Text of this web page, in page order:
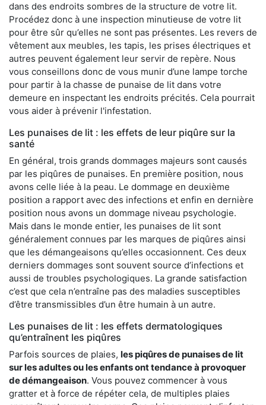
dans des endroits sombres de la structure de votre lit.
Procédez donc à une inspection minutieuse de votre lit
pour être sûr qu’elles ne sont pas présentes. Les revers de
vêtement aux meubles, les tapis, les prises électriques et
autres peuvent également leur servir de repère. Nous
vous conseillons donc de vous munir d’une lampe torche
pour partir à la chasse de punaise de lit dans votre
demeure en inspectant les endroits précités. Cela pourrait
vous aider à prévenir l'infestation.
Les punaises de lit : les effets de leur piqûre sur la
santé
En général, trois grands dommages majeurs sont causés
par les piqûres de punaises. En première position, nous
avons celle liée à la peau. Le dommage en deuxième
position a rapport avec des infections et enfin en dernière
position nous avons un dommage niveau psychologie.
Mais dans le monde entier, les punaises de lit sont
généralement connues par les marques de piqûres ainsi
que les démangeaisons qu’elles occasionnent. Ces deux
derniers dommages sont souvent source d’infections et
aussi de troubles psychologiques. La grande satisfaction
c’est que cela n’entraîne pas des maladies susceptibles
d’être transmissibles d’un être humain à un autre.
Les punaises de lit : les effets dermatologiques
qu’entraînent les piqûres
Parfois sources de plaies, les piqûres de punaises de lit
sur les adultes ou les enfants ont tendance à provoquer
de démangeaison. Vous pouvez commencer à vous
gratter et à force de répéter cela, de multiples plaies